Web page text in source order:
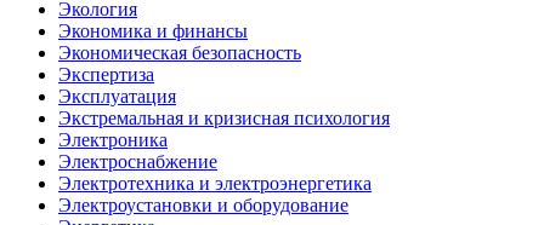
Экология
Экономика и финансы
Экономическая безопасность
Экспертиза
Эксплуатация
Экстремальная и кризисная психология
Электроника
Электроснабжение
Электротехника и электроэнергетика
Электроустановки и оборудование